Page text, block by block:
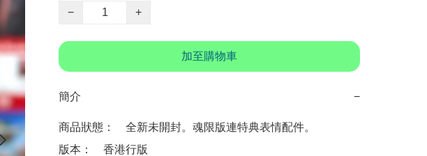
−
+
加至購物車
簡介 −
商品狀態：　全新未開封。魂限版連特典表情配件。
版本：　香港行版